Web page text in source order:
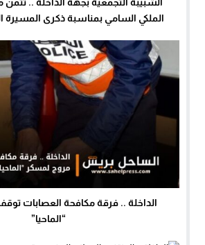
الشبيبة التجمعية بجهة الداخلة ..
الملكي السامي بمناسبة ذكرى المسيرة
الداخلة .. فرقة مكافحة العصابات
“الماحيا”